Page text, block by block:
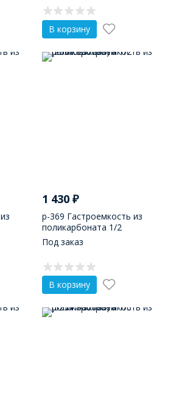
В корзину
1 430₽
р-369 Гастроемкость из
поликарбоната 1/2
(265х325х200)
Под заказ
В корзину